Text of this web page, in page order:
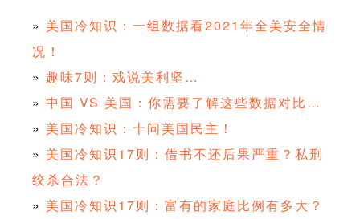
» 美国冷知识：一组数据看2021年全美安全情
况！
» 趣味7则：戏说美利坚…
» 中国 VS 美国：你需要了解这些数据对比…
» 美国冷知识：十问美国民主！
» 美国冷知识17则：借书不还后果严重？私刑
绞杀合法？
» 美国冷知识17则：富有的家庭比例有多大？